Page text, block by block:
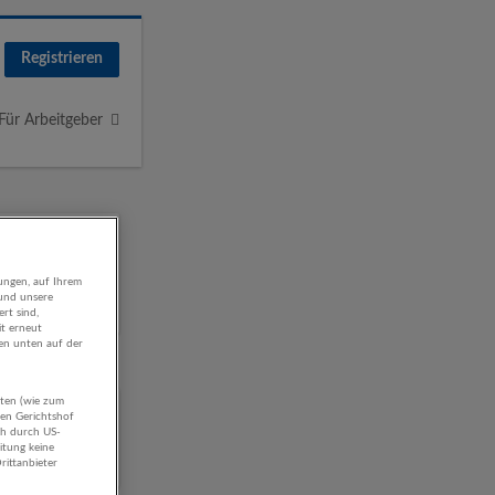
Registrieren
Für Arbeitgeber
auf Ihrem
unsere
sind,
erneut
unten auf der
(wie zum
Gerichtshof
durch US-
keine